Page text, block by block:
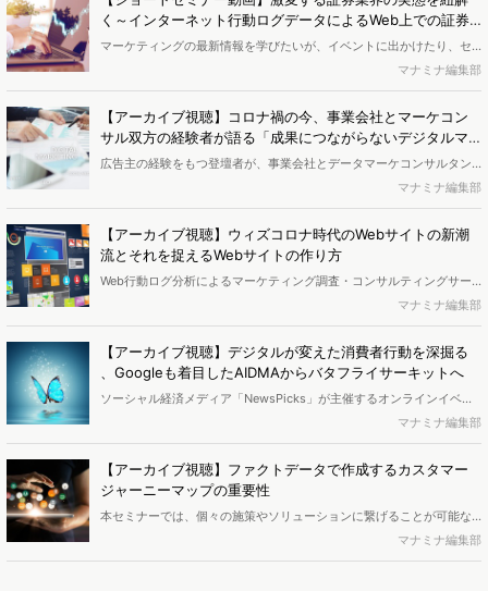
URL（YouTube）をお送りいたします。
く～インターネット行動ログデータによるWeb上での証券
業界動向調査（視聴時間20分）
マーケティングの最新情報を学びたいが、イベントに出かけたり、セ
ミナーを聴く暇もない…そんな忙しいあなたに、いま知っておくべき情
報を20分に要約した、ショートセミナー動画をご用意しました。業界
調査、トレンド、消費者調査など、Web行動ログ分析によるマーケテ
ィング調査を提供するヴァリューズのコンサルタントが、簡潔に解説
します。動画はYouTubeでの限定公開となりますので、あなたのご都
合のいい時間に、お好きな場所で是非ご覧ください。<b><br>今回の
テーマは「激変する証券業界の実態を紐解く～インターネット行動ロ
グデータによるWeb上での証券業界動向調査」です。</b>
マナミナ編集部
【アーカイブ視聴】コロナ禍の今、事業会社とマーケコン
サル双方の経験者が語る「成果につながらないデジタルマ
ーケティングの３つの特徴」
広告主の経験をもつ登壇者が、事業会社とデータマーケコンサルタン
ト両方の立場と自身の経験から、成果につながらないデジタルマーケ
ティングの3つの特徴を紐解いていきます。<br><br>※本セミナーは
2020年8月5日に開催されましたが、動画にて視聴頂けます。ご興味を
持っていただけましたら、記事下部のフォームよりお申し込みくださ
い。お申し込み後、視聴URL（YouTube）をお送りいたします。
マナミナ編集部
【アーカイブ視聴】ウィズコロナ時代のWebサイトの新潮
流とそれを捉えるWebサイトの作り方
Web行動ログ分析によるマーケティング調査・コンサルティングサー
ビスを提供するヴァリューズが、コロナ前とコロナ後で消費者の行動
の変化や、それを捉えた業種や企業のWebサイトの特徴を紐解きま
す。
マナミナ編集部
【アーカイブ視聴】デジタルが変えた消費者行動を深掘る
、Googleも着目したAIDMAからバタフライサーキットへ
ソーシャル経済メディア「NewsPicks」が主催するオンラインイベン
ト「デジタルが変えた消費者行動 AIDMAからバタフライ・サーキット
へ」に取締役副社長 後藤と執行役員 子安が株式会社Kaizen Platform
代表取締役の須藤憲司氏と出演しました。
マナミナ編集部
【アーカイブ視聴】ファクトデータで作成するカスタマー
ジャーニーマップの重要性
本セミナーでは、個々の施策やソリューションに繋げることが可能な
カスタマージャーニーの活用方法と、カスタマージャーニーマップ作
成の際に仮説の裏付けとなる顧客データの取得方法や活用方法につい
マナミナ編集部